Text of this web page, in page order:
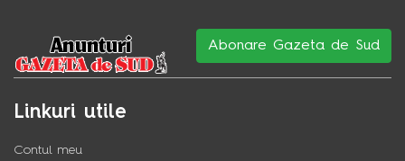
Abonare Gazeta de Sud
Linkuri utile
Contul meu